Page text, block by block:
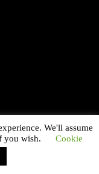
. All Rights
Studio
We'll assume
you wish.
Cookie